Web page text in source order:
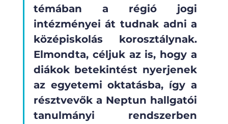
témában a régió jogi
intézményei át tudnak adni a
középiskolás korosztálynak.
Elmondta, céljuk az is, hogy a
diákok betekintést nyerjenek
az egyetemi oktatásba, így a
résztvevők a Neptun hallgatói
tanulmányi rendszerben